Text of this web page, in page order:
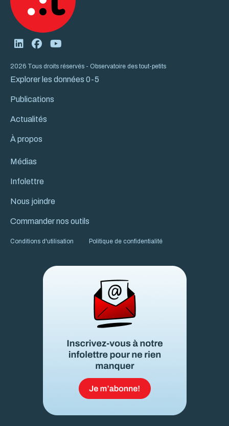
2026 Tous droits réservés - Observatoire des tout-petits
Explorer les données 0-5
Publications
Actualités
À propos
Médias
Infolettre
Nous joindre
Commander nos outils
Conditions d'utilisation Politique de confidentialité